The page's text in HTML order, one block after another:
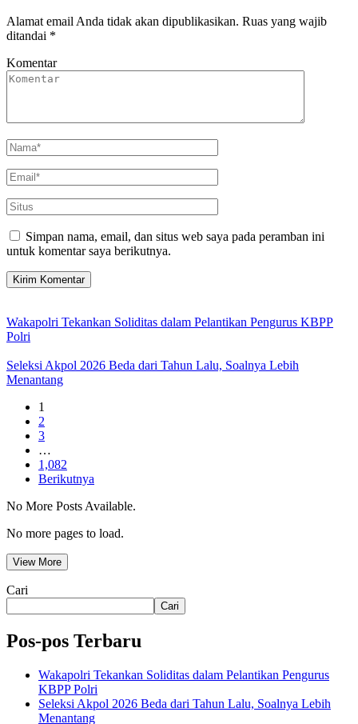
Alamat email Anda tidak akan dipublikasikan. Ruas yang wajib
ditandai *
Komentar
Simpan nama, email, dan situs web saya pada peramban ini
untuk komentar saya berikutnya.
Wakapolri Tekankan Soliditas dalam Pelantikan Pengurus KBPP
Polri
Seleksi Akpol 2026 Beda dari Tahun Lalu, Soalnya Lebih
Menantang
1
2
3
…
1,082
Berikutnya
No More Posts Available.
No more pages to load.
View More
Cari
Cari
Pos-pos Terbaru
Wakapolri Tekankan Soliditas dalam Pelantikan Pengurus
KBPP Polri
Seleksi Akpol 2026 Beda dari Tahun Lalu, Soalnya Lebih
Menantang